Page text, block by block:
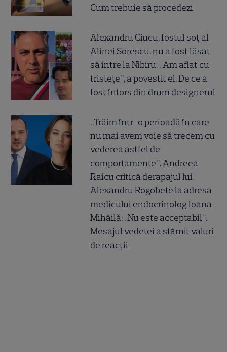
Cum trebuie să procedezi
Alexandru Ciucu, fostul soț al
Alinei Sorescu, nu a fost lăsat
să intre la Nibiru. „Am aflat cu
tristețe”, a povestit el. De ce a
fost întors din drum designerul
„Trăim într-o perioadă în care
nu mai avem voie să trecem cu
vederea astfel de
comportamente”. Andreea
Raicu critică derapajul lui
Alexandru Rogobete la adresa
medicului endocrinolog Ioana
Mihăilă: „Nu este acceptabil”.
Mesajul vedetei a stârnit valuri
de reacții